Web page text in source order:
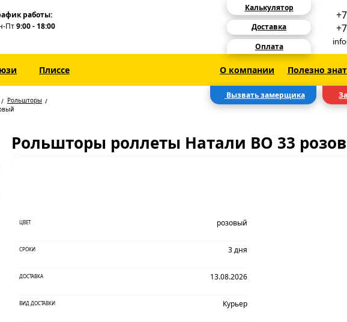
работы:
Пт9:00 - 18:00
Калькулятор
Доставка
Оплата
Плиссе О компании Полезно
Вызвать замерщика
Рольшторы
Рольшторы роллеты Натали ВО 33
ЦВЕТ розовый
СРОКИ 3 дня
ДОСТАВКА 13.08.2026
ВИД ДОСТАВКИ Курьер